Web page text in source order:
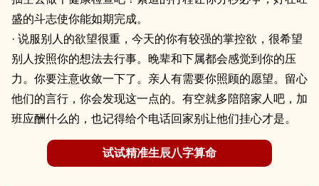
盛的斗志使你能如期完成。
· 说服别人的欲望很重，今天的你有较强的掌控欲，很希望
别人按照你的想法去行事。晚辈和下属都会感觉到你的压
力。你要注意收敛一下了。亲人有需要你照顾的愿望。留心
他们的言行，你会发现这一点的。有空就多陪陪家人吧，加
班应酬什么的，也记得给个电话回家别让他们挂心才是。
试试精准生辰八字算命